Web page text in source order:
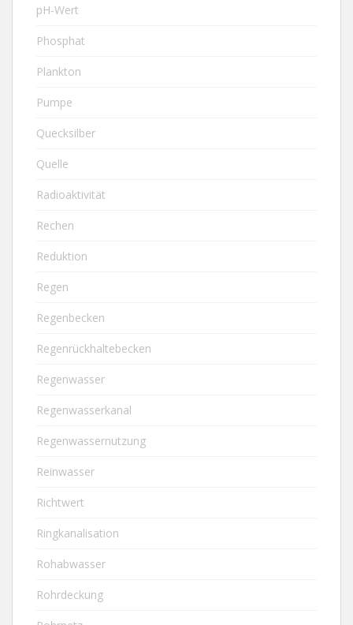
pH-Wert
Phosphat
Plankton
Pumpe
Quecksilber
Quelle
Radioaktivität
Rechen
Reduktion
Regen
Regenbecken
Regenrückhaltebecken
Regenwasser
Regenwasserkanal
Regenwassernutzung
Reinwasser
Richtwert
Ringkanalisation
Rohabwasser
Rohrdeckung